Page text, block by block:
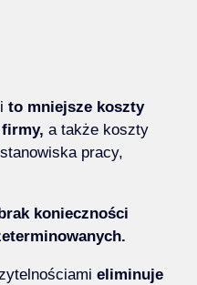
to mniejsze koszty
a także koszty
pracy,
konieczności
eliminuje